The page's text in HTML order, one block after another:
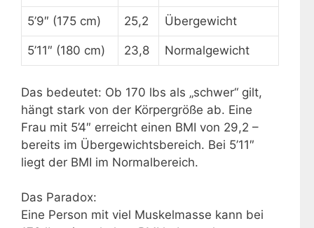
5’9″ (175 cm) 25,2 Übergewicht
5’11″ (180 cm) 23,8 Normalgewicht
Das bedeutet: Ob 170 lbs als „schwer“ gilt,
hängt stark von der Körpergröße ab. Eine
Frau mit 5’4″ erreicht einen BMI von 29,2 –
bereits im Übergewichtsbereich. Bei 5’11″
liegt der BMI im Normalbereich.
Das Paradox:
Eine Person mit viel Muskelmasse kann bei